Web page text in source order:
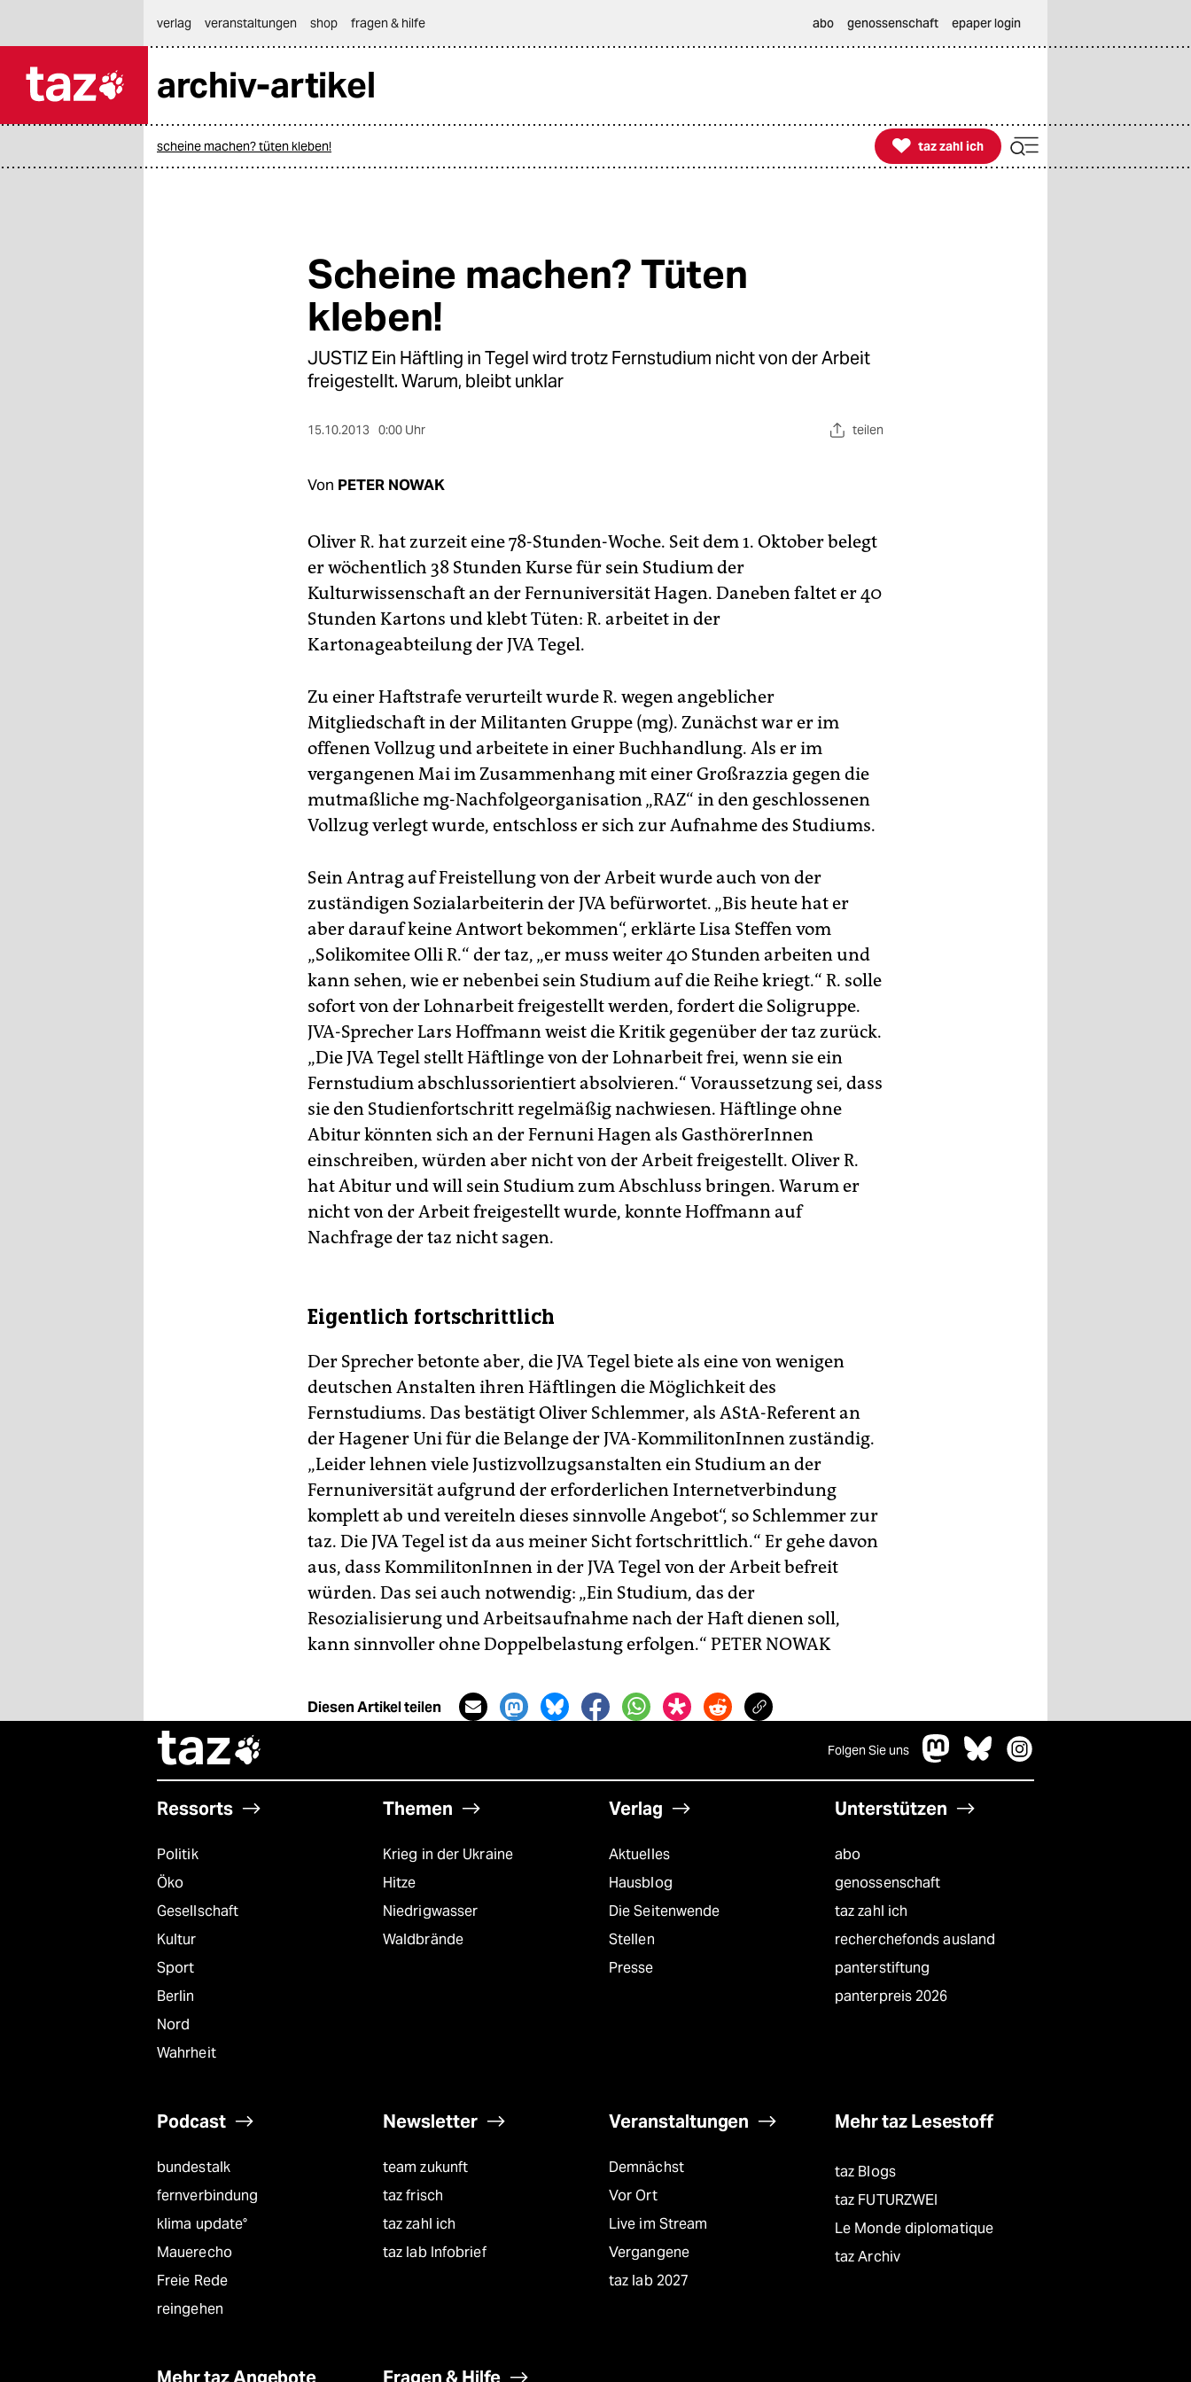
themen
verlag
veranstaltungen shop fragen & hilfe abo genossenschaft epaper login
archiv-artikel
scheine machen? tüten kleben! 
taz zahl ich
taz zahl ich
Scheine machen? Tüten
kleben!
JUSTIZ Ein Häftling in Tegel wird trotz Fernstudium nicht von der Arbeit
freigestellt. Warum, bleibt unklar
15.10.2013 0:00 Uhr teilen
Von PETER NOWAK
Oliver R. hat zurzeit eine 78-Stunden-Woche. Seit dem 1. Oktober belegt
er wöchentlich 38 Stunden Kurse für sein Studium der
Kulturwissenschaft an der Fernuniversität Hagen. Daneben faltet er 40
Stunden Kartons und klebt Tüten: R. arbeitet in der
Kartonageabteilung der JVA Tegel.
Zu einer Haftstrafe verurteilt wurde R. wegen angeblicher
Mitgliedschaft in der Militanten Gruppe (mg). Zunächst war er im
offenen Vollzug und arbeitete in einer Buchhandlung. Als er im
vergangenen Mai im Zusammenhang mit einer Großrazzia gegen die
mutmaßliche mg-Nachfolgeorganisation „RAZ“ in den geschlossenen
Vollzug verlegt wurde, entschloss er sich zur Aufnahme des Studiums.
Sein Antrag auf Freistellung von der Arbeit wurde auch von der
zuständigen Sozialarbeiterin der JVA befürwortet. „Bis heute hat er
aber darauf keine Antwort bekommen“, erklärte Lisa Steffen vom
„Solikomitee Olli R.“ der taz, „er muss weiter 40 Stunden arbeiten und
kann sehen, wie er nebenbei sein Studium auf die Reihe kriegt.“ R. solle
sofort von der Lohnarbeit freigestellt werden, fordert die Soligruppe.
JVA-Sprecher Lars Hoffmann weist die Kritik gegenüber der taz zurück.
„Die JVA Tegel stellt Häftlinge von der Lohnarbeit frei, wenn sie ein
Fernstudium abschlussorientiert absolvieren.“ Voraussetzung sei, dass
sie den Studienfortschritt regelmäßig nachwiesen. Häftlinge ohne
Abitur könnten sich an der Fernuni Hagen als GasthörerInnen
einschreiben, würden aber nicht von der Arbeit freigestellt. Oliver R.
hat Abitur und will sein Studium zum Abschluss bringen. Warum er
nicht von der Arbeit freigestellt wurde, konnte Hoffmann auf
Nachfrage der taz nicht sagen.
Eigentlich fortschrittlich
Der Sprecher betonte aber, die JVA Tegel biete als eine von wenigen
deutschen Anstalten ihren Häftlingen die Möglichkeit des
Fernstudiums. Das bestätigt Oliver Schlemmer, als AStA-Referent an
der Hagener Uni für die Belange der JVA-KommilitonInnen zuständig.
„Leider lehnen viele Justizvollzugsanstalten ein Studium an der
Fernuniversität aufgrund der erforderlichen Internetverbindung
komplett ab und vereiteln dieses sinnvolle Angebot“, so Schlemmer zur
taz. Die JVA Tegel ist da aus meiner Sicht fortschrittlich.“ Er gehe davon
aus, dass KommilitonInnen in der JVA Tegel von der Arbeit befreit
würden. Das sei auch notwendig: „Ein Studium, das der
Resozialisierung und Arbeitsaufnahme nach der Haft dienen soll,
kann sinnvoller ohne Doppelbelastung erfolgen.“ PETER NOWAK
Diesen Artikel teilen
taz Folgen Sie uns
Ressorts
Politik
Öko
Gesellschaft
Kultur
Sport
Berlin
Nord
Wahrheit
Themen
Krieg in der Ukraine
Hitze
Niedrigwasser
Waldbrände
Verlag
Aktuelles
Hausblog
Die Seitenwende
Stellen
Presse
Unterstützen
abo
genossenschaft
taz zahl ich
recherchefonds ausland
panterstiftung
panterpreis 2026
Podcast
bundestalk
fernverbindung
klima update°
Mauerecho
Freie Rede
reingehen
Newsletter
team zukunft
taz frisch
taz zahl ich
taz lab Infobrief
Veranstaltungen
Demnächst
Vor Ort
Live im Stream
Vergangene
taz lab 2027
Mehr taz Lesestoff
taz Blogs
taz FUTURZWEI
Le Monde diplomatique
taz Archiv